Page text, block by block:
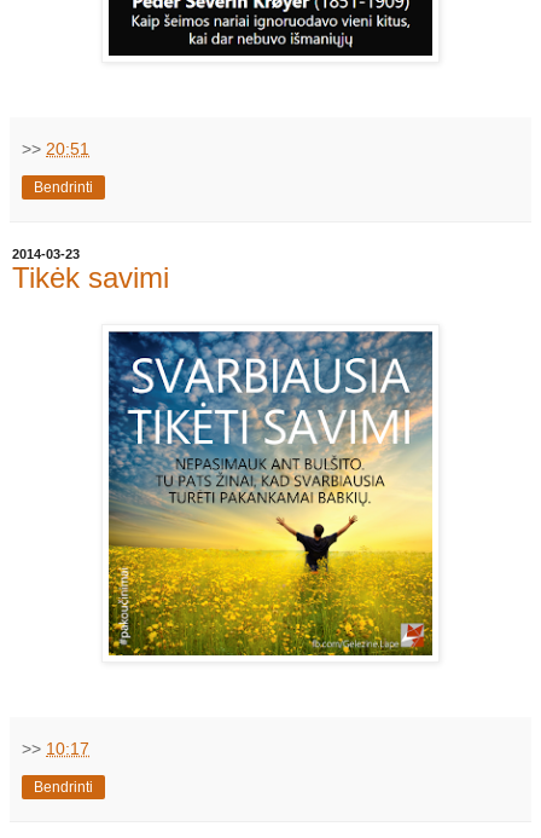
>> 20:51
Bendrinti
2014-03-23
Tikėk savimi
>> 10:17
Bendrinti